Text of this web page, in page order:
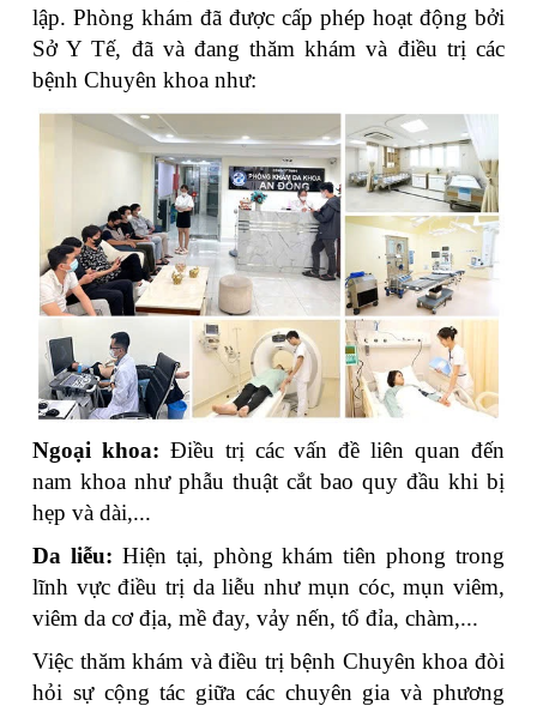
lập. Phòng khám đã được cấp phép hoạt động bởi
Sở Y Tế, đã và đang thăm khám và điều trị các
bệnh Chuyên khoa như:
Ngoại khoa: Điều trị các vấn đề liên quan đến
nam khoa như phẫu thuật cắt bao quy đầu khi bị
hẹp và dài,...
Da liễu: Hiện tại, phòng khám tiên phong trong
lĩnh vực điều trị da liễu như mụn cóc, mụn viêm,
viêm da cơ địa, mề đay, vảy nến, tổ đỉa, chàm,...
Việc thăm khám và điều trị bệnh Chuyên khoa đòi
hỏi sự cộng tác giữa các chuyên gia và phương